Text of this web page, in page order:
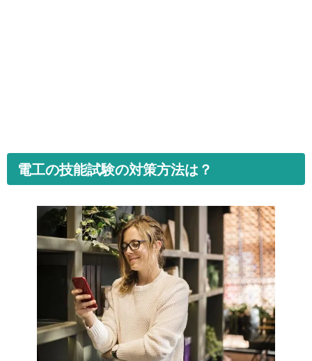
電工の技能試験の対策方法は？